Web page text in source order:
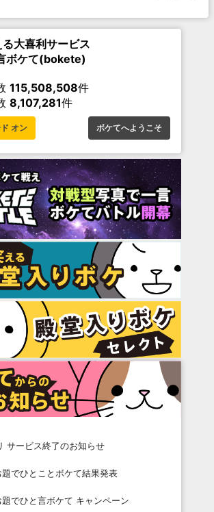
大喜利サービス
ボケて(bokete)
115,508,508件
8,107,281件
オン ボケてへようこそ
サービス終了のお知らせ
でひとことボケて結果発表
でひと言ボケて キャンペーン